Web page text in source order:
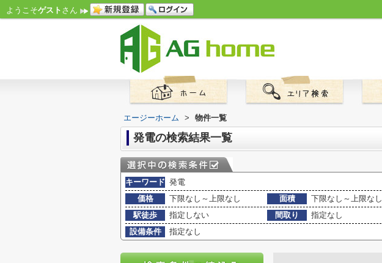
ようこそゲスト さん
エージーホーム > 物件一覧
発電の検索結果一覧
キーワード 発電
価格
下限なし～上限なし 面積 下限なし～上限なし
駅徒歩
指定しない 間取り
指定なし
設備条件
指定なし